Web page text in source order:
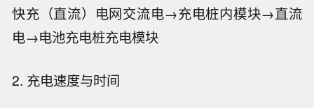
快充（直流） 电网交流电→充电桩内模块→直流
电→电池充电桩充电模块
2. 充电速度与时间